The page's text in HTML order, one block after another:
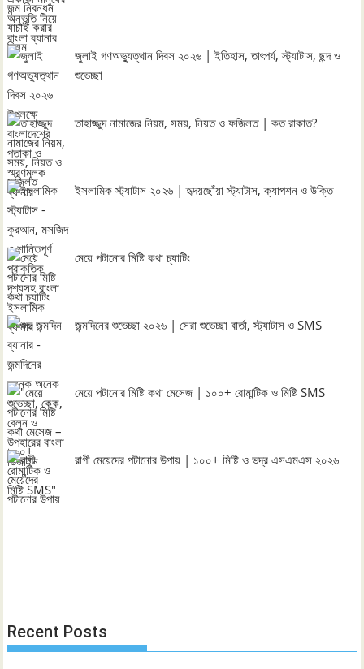
জুলাই গণঅভ্যুত্থান দিবস ২০২৬ | ইতিহাস, তাৎপর্য, স্ট্যাটাস, ছন্দ ও
শুভেচ্ছা
তাহাজ্জুদ নামাজের নিয়ম, সময়, নিয়ত ও ফজিলত | কত রাকাত?
ইসলামিক স্ট্যাটাস ২০২৬ | হৃদয়ছোঁয়া স্ট্যাটাস, ক্যাপশন ও উক্তি
মেয়ে পটানোর মিষ্টি কথা চ্যাটিং
জন্মদিনের শুভেচ্ছা ২০২৬ | সেরা শুভেচ্ছা বার্তা, স্ট্যাটাস ও SMS
মেয়ে পটানোর মিষ্টি কথা মেসেজ | ১০০+ রোমান্টিক ও মিষ্টি SMS
রাগী মেয়েদের পটানোর উপায় | ১০০+ মিষ্টি ও ভদ্র এসএমএস ২০২৬
Recent Posts